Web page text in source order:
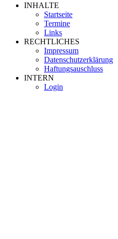
INHALTE
Startseite
Termine
Links
RECHTLICHES
Impressum
Datenschutzerklärung
Haftungsauschluss
INTERN
Login